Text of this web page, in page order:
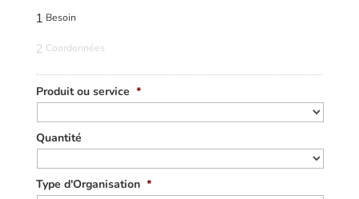
1 Besoin
2 Coordonnées
Produit ou service *
Quantité
Type d'Organisation *